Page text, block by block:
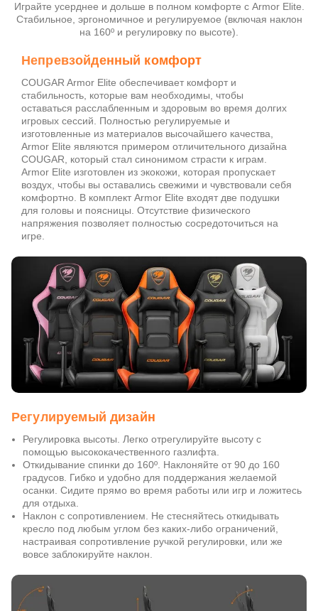
Играйте усерднее и дольше в полном комфорте с Armor Elite.
Стабильное, эргономичное и регулируемое (включая наклон
на 160º и регулировку по высоте).
Непревзойденный комфорт
COUGAR Armor Elite обеспечивает комфорт и
стабильность, которые вам необходимы, чтобы
оставаться расслабленным и здоровым во время долгих
игровых сессий. Полностью регулируемые и
изготовленные из материалов высочайшего качества,
Armor Elite являются примером отличительного дизайна
COUGAR, который стал синонимом страсти к играм.
Armor Elite изготовлен из экокожи, которая пропускает
воздух, чтобы вы оставались свежими и чувствовали себя
комфортно. В комплект Armor Elite входят две подушки
для головы и поясницы. Отсутствие физического
напряжения позволяет полностью сосредоточиться на
игре.
Регулируемый дизайн
Регулировка высоты. Легко отрегулируйте высоту с
помощью высококачественного газлифта.
Откидывание спинки до 160º. Наклоняйте от 90 до 160
градусов. Гибко и удобно для поддержания желаемой
осанки. Сидите прямо во время работы или игр и ложитесь
для отдыха.
Наклон с сопротивлением. Не стесняйтесь откидывать
кресло под любым углом без каких-либо ограничений,
настраивая сопротивление ручкой регулировки, или же
вовсе заблокируйте наклон.